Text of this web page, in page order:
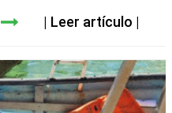
Leer artículo